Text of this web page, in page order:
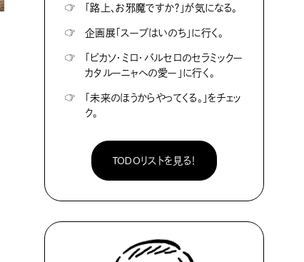
☞
「路上、お邪魔ですか？」が気になる。
☞
企画展「スープはいのち」に行く。
☞
「ピカソ・ミロ・バルセロのセラミックー
カタルーニャへの愛ー」に行く。
☞
「未来のほうからやってくる。」をチェッ
ク。
TODOリストを見る！